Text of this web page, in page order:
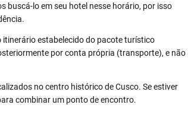
buscá-lo em seu hotel nesse horário, por isso
estabelecido do pacote turístico
por conta própria (transporte), e não
no centro histórico de Cusco. Se estiver
combinar um ponto de encontro.